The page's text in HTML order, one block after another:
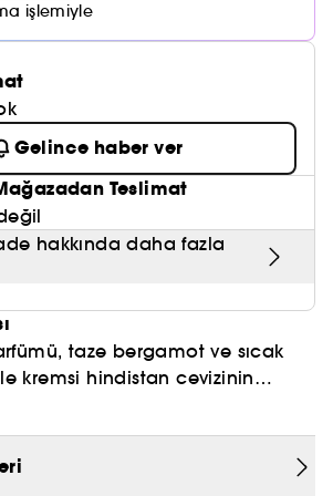
Etkili Bakım
için Bakım
işlemiyle
Gelince haber ver
Teslimat
hakkında daha fazla
taze bergamot ve sıcak
kremsi hindistan cevizinin
sizi anında güneşli ada
temiz Lait de Coco her günü bir